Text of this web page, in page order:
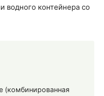
водного контейнера со
(комбинированная